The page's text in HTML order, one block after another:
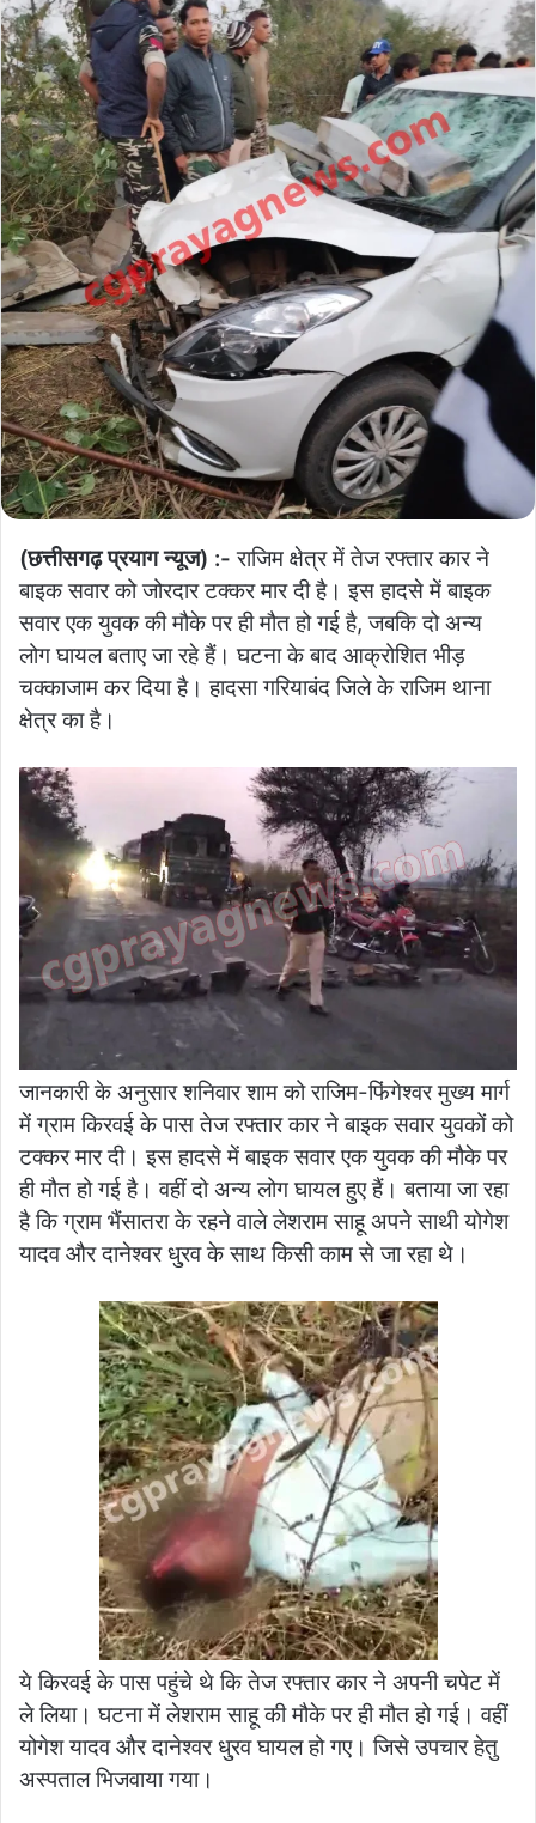
(छत्तीसगढ़ प्रयाग न्यूज) :-राजिम क्षेत्र में तेज रफ्तार कार ने
बाइक सवार को जोरदार टक्कर मार दी है। इस हादसे में बाइक
सवार एक युवक की मौके पर ही मौत हो गई है, जबकि दो अन्य
लोग घायल बताए जा रहे हैं। घटना के बाद आक्रोशित भीड़
चक्काजाम कर दिया है। हादसा गरियाबंद जिले के राजिम थाना
क्षेत्र का है।
जानकारी के अनुसार शनिवार शाम को राजिम-फिंगेश्वर मुख्य मार्ग
में ग्राम किरवई के पास तेज रफ्तार कार ने बाइक सवार युवकों को
टक्कर मार दी। इस हादसे में बाइक सवार एक युवक की मौके पर
ही मौत हो गई है। वहीं दो अन्य लोग घायल हुए हैं। बताया जा रहा
है कि ग्राम भैंसातरा के रहने वाले लेशराम साहू अपने साथी योगेश
यादव और दानेश्वर धु्रव के साथ किसी काम से जा रहा थे।
ये किरवई के पास पहुंचे थे कि तेज रफ्तार कार ने अपनी चपेट में
ले लिया। घटना में लेशराम साहू की मौके पर ही मौत हो गई। वहीं
योगेश यादव और दानेश्वर धु्रव घायल हो गए। जिसे उपचार हेतु
अस्पताल भिजवाया गया।